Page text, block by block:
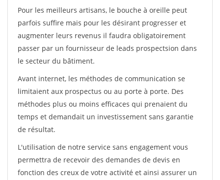
Pour les meilleurs artisans, le bouche à oreille peut
parfois suffire mais pour les désirant progresser et
augmenter leurs revenus il faudra obligatoirement
passer par un fournisseur de leads prospectsion dans
le secteur du bâtiment.
Avant internet, les méthodes de communication se
limitaient aux prospectus ou au porte à porte. Des
méthodes plus ou moins efficaces qui prenaient du
temps et demandait un investissement sans garantie
de résultat.
L'utilisation de notre service sans engagement vous
permettra de recevoir des demandes de devis en
fonction des creux de votre activité et ainsi assurer un